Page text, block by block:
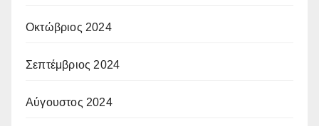
Οκτώβριος 2024
Σεπτέμβριος 2024
Αύγουστος 2024